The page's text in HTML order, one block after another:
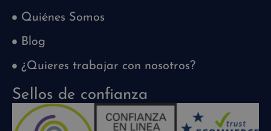
Quiénes Somos
Blog
¿Quieres trabajar con nosotros?
Sellos de confianza